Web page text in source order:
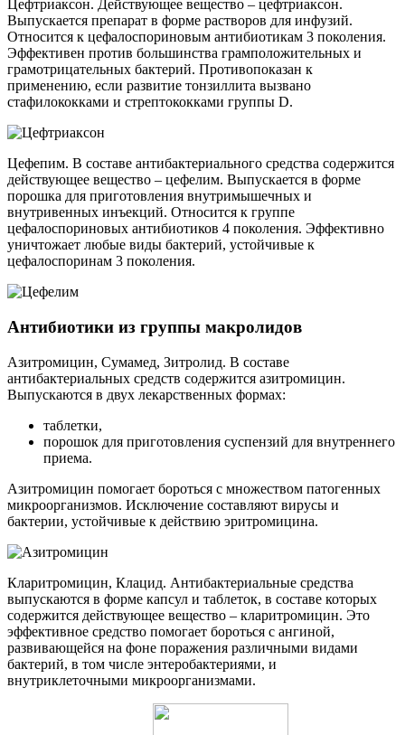
Цефтриаксон. Действующее вещество – цефтриаксон.
Выпускается препарат в форме растворов для инфузий.
Относится к цефалоспориновым антибиотикам 3 поколения.
Эффективен против большинства грамположительных и
грамотрицательных бактерий. Противопоказан к
применению, если развитие тонзиллита вызвано
стафилококками и стрептококками группы D.
Цефепим. В составе антибактериального средства содержится
действующее вещество – цефелим. Выпускается в форме
порошка для приготовления внутримышечных и
внутривенных инъекций. Относится к группе
цефалоспориновых антибиотиков 4 поколения. Эффективно
уничтожает любые виды бактерий, устойчивые к
цефалоспоринам 3 поколения.
Антибиотики из группы макролидов
Азитромицин, Сумамед, Зитролид. В составе
антибактериальных средств содержится азитромицин.
Выпускаются в двух лекарственных формах:
таблетки,
порошок для приготовления суспензий для внутреннего
приема.
Азитромицин помогает бороться с множеством патогенных
микроорганизмов. Исключение составляют вирусы и
бактерии, устойчивые к действию эритромицина.
Кларитромицин, Клацид. Антибактериальные средства
выпускаются в форме капсул и таблеток, в составе которых
содержится действующее вещество – кларитромицин. Это
эффективное средство помогает бороться с ангиной,
развивающейся на фоне поражения различными видами
бактерий, в том числе энтеробактериями, и
внутриклеточными микроорганизмами.